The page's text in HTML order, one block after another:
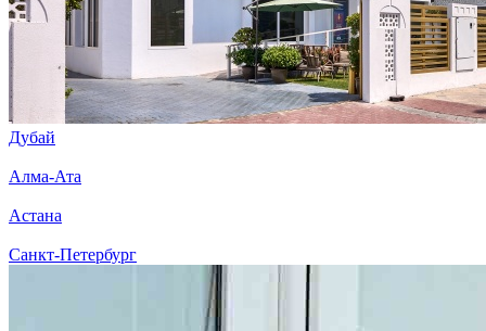
Дубай
Алма-Ата
Астана
Санкт-Петербург